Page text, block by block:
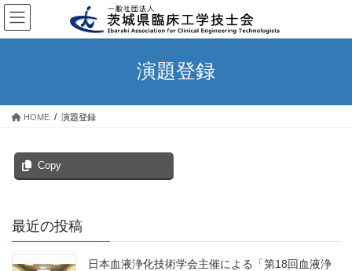
コ
ン
テ
ス
ナ
ビ
ゲ
ン
演題登録
HOME 演題登録
Copy
最近の投稿
日本血液浄化技術学会主催による「第18回血液浄